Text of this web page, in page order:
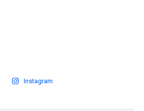
Instagram